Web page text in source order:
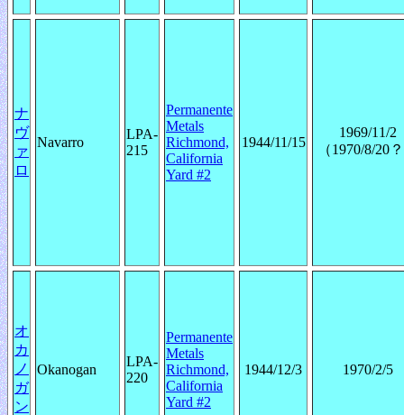
ナ
ヴ
ァ
ロ
Navarro
LPA-
215
Permanente
Metals
Richmond,
California
Yard #2
1944/11/15
1969/11/2
（1970/8/20
オ
カ
ノ
ガ
ン
Okanogan
LPA-
220
Permanente
Metals
Richmond,
California
Yard #2
1944/12/3 1970/2/5